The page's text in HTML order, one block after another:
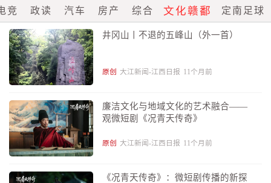
竞 政读 汽车 房产 综合 文化赣鄱 定南足球
井冈山丨不退的五峰山（外一首）
原创 大江新闻-江西日报 11个月前
廉洁文化与地域文化的艺术融合——
观微短剧《况青天传奇》
原创 大江新闻-江西日报 11个月前
《况青天传奇》：微短剧传播的新探